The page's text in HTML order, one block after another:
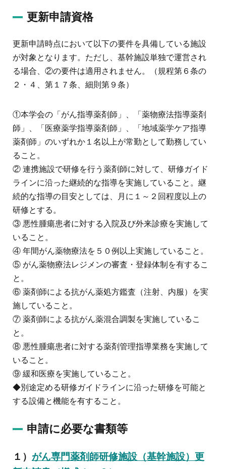
更新申請資格
更新申請時点において以下の要件を具備している施設
が対象となります。ただし、基幹施設単独で運営され
る場合、②の要件は適用されません。（規程第６条の
２・４、第１７条、細則第９条）
①本学会の「がん指導薬剤師」、「薬物療法指導薬剤
師」、「医療薬学指導薬剤師」、「地域薬学ケア指導
薬剤師」のいずれか１名以上が常勤として勤務してい
ること。
② 連携施設で研修を行う薬剤師に対して、研修ガイド
ラインに沿った継続的な指導を実施していること。継
続的な指導の目安としては、月に１～２回程度以上の
研修とする。
③ 悪性腫瘍患者に対する入院及び外来診療を実施して
いること。
④ 年間がん薬物療法を５０例以上実施していること。
⑤ がん薬物療法レジメンの審査・登録体制を有するこ
と。
⑥ 薬剤師による抗がん薬処方鑑査（注射、内服）を実
施していること。
⑦ 薬剤師による抗がん薬混合調製を実施しているこ
と。
⑧ 悪性腫瘍患者に対する薬剤管理指導業務を実施して
いること。
⑨ 緩和医療を実施していること。
◆別途定める研修ガイドラインに沿った研修を可能と
する設備と機能を有すること。
申請に必要な書類等
１） がん専門薬剤師研修施設（基幹施設）更